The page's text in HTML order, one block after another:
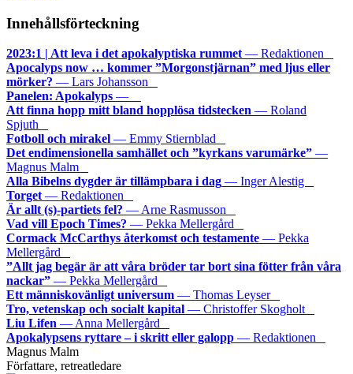
Innehållsförteckning
2023:1 | Att leva i det apokalyptiska rummet — Redaktionen
Apocalyps now … kommer ”Morgonstjärnan” med ljus eller
mörker? — Lars Johansson
Panelen: Apokalyps —
Att finna hopp mitt bland hopplösa tidstecken — Roland
Spjuth
Fotboll och mirakel — Emmy Stiernblad
Det endimensionella samhället och ”kyrkans varumärke” —
Magnus Malm
Alla Bibelns dygder är tillämpbara i dag — Inger Alestig
Torget — Redaktionen
Är allt (s)-partiets fel? — Arne Rasmusson
Vad vill Epoch Times? — Pekka Mellergård
Cormack McCarthys återkomst och testamente — Pekka
Mellergård
”Allt jag begär är att våra bröder tar bort sina fötter från våra
nackar” — Pekka Mellergård
Ett människovänligt universum — Thomas Leyser
Tro, vetenskap och socialt kapital — Christoffer Skogholt
Liu Lifen — Anna Mellergård
Apokalypsens ryttare – i skritt eller galopp — Redaktionen
Magnus Malm
Författare, retreatledare